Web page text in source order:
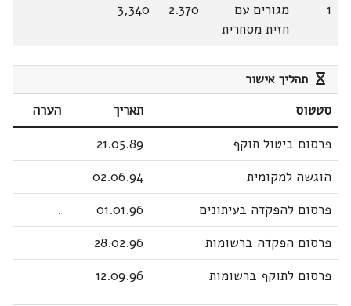
1
מגורים עם
חזית מסחרית
2.370
3,340
תהליך אישור
סטטוס תאריך
הערה
פרסום ביטול תוקף
21.05.89
הוגשה למקומית
02.06.94
פרסום להפקדה בעיתונים
01.01.96
.
פרסום הפקדה ברשומות
28.02.96
פרסום לתוקף ברשומות
12.09.96